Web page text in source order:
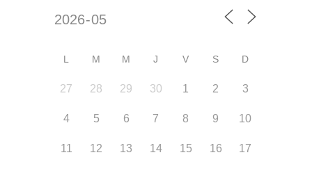
L M M J V S D
27 28 29 30 1 2 3
4 5 6 7 8 9 10
11 12 13 14 15 16 17